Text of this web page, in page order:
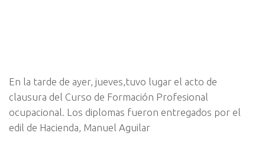
En la tarde de ayer, jueves,tuvo lugar el acto de
clausura del Curso de Formación Profesional
ocupacional. Los diplomas fueron entregados por el
edil de Hacienda, Manuel Aguilar